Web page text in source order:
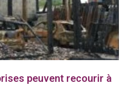
peuvent recourir à